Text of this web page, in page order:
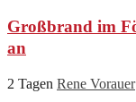
Großbrand im
an
2 Tagen Rene Vorauer